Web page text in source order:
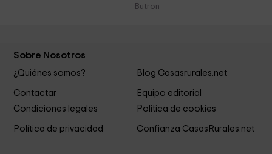
Butron
Sobre Nosotros
¿Quiénes somos? Blog Casasrurales.net
Contactar
Equipo editorial
Condiciones legales
Política de cookies
Política de privacidad Confianza CasasRurales.net